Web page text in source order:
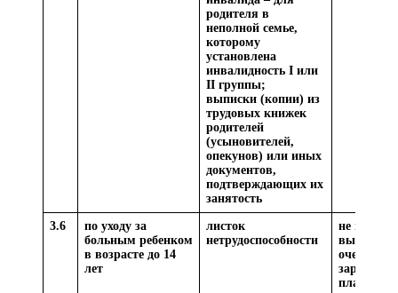
родителя в
неполной семье,
которому
установлена
инвалидность I или
II группы;
выписки (копии) из
трудовых книжек
родителей
(усыновителей,
опекунов) или иных
документов,
подтверждающих их
занятость
3.6
по уходу за
больным ребенком
в возрасте до 14
лет
листок
нетрудоспособности
не
выплаты
очередной
платы